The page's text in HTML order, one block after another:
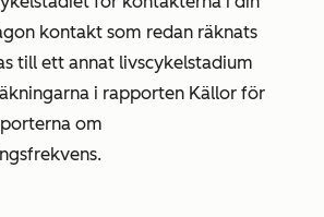
kontakt som redan räknats
till ett annat livscykelstadium
i rapporten Källor för
om